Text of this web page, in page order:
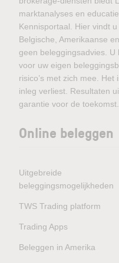
marktanalyses en
Kennisportaal. Hier vindt
Belgische, Amerikaanse
geen beleggingsadvies.
voor uw eigen
risico’s met zich mee.
inleg verliest. Resultaten
garantie voor de toekomst.
Online beleggen
Uitgebreide
beleggingsmogelijkheden
TWS Trading platform
Trading Apps
Beleggen in Amerika